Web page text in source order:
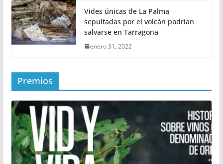
Vides únicas de La Palma
sepultadas por el volcán podrían
salvarse en Tarragona
enero 31, 2022
Premios